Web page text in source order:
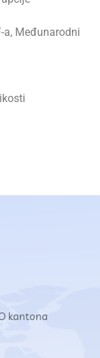
a, Međunarodni
kantona